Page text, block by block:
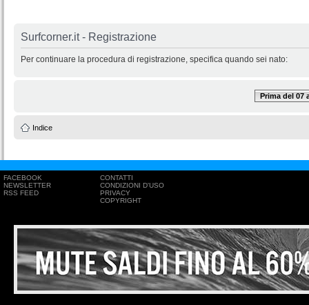
Surfcorner.it - Registrazione
Per continuare la procedura di registrazione, specifica quando sei nato:
Prima del 07
Indice
FACEBOOK
NEWSLETTER
RSS FEED
CONTATTI
CONDIZIONI D'USO
PRIVACY
COPYRIGHT